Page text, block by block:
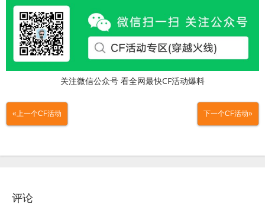
关注微信公众号 看全网最快CF活动爆料
«上一个CF活动 下一个CF活动»
评论